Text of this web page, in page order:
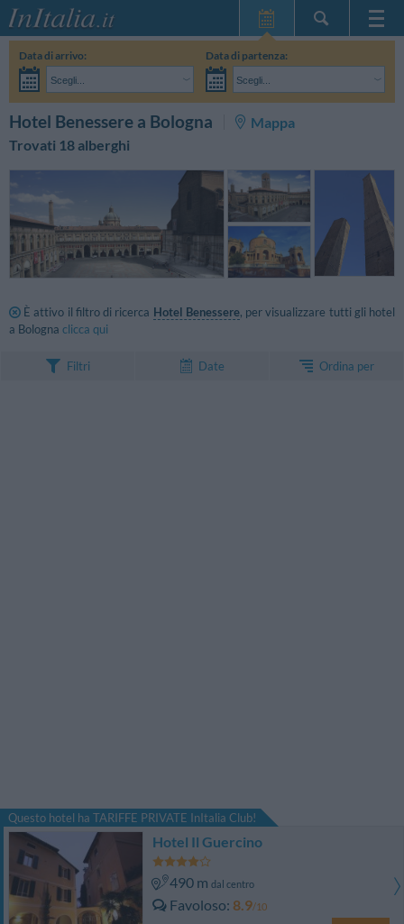
Home Page
Le mie Prenotazioni
InItalia Club
Lingua
Data di arrivo:
Scegli...
Data di partenza:
Scegli...
Hotel Benessere a Bologna
Mappa
Trovati 18 alberghi
È attivo il filtro di ricerca Hotel Benessere, per visualizzare tutti gli hotel
a Bologna clicca qui
Filtri Date Ordina per
Questo hotel ha TARIFFE PRIVATE InItalia Club!
Hotel Il Guercino
490 m dal centro
Favoloso 8.9/10